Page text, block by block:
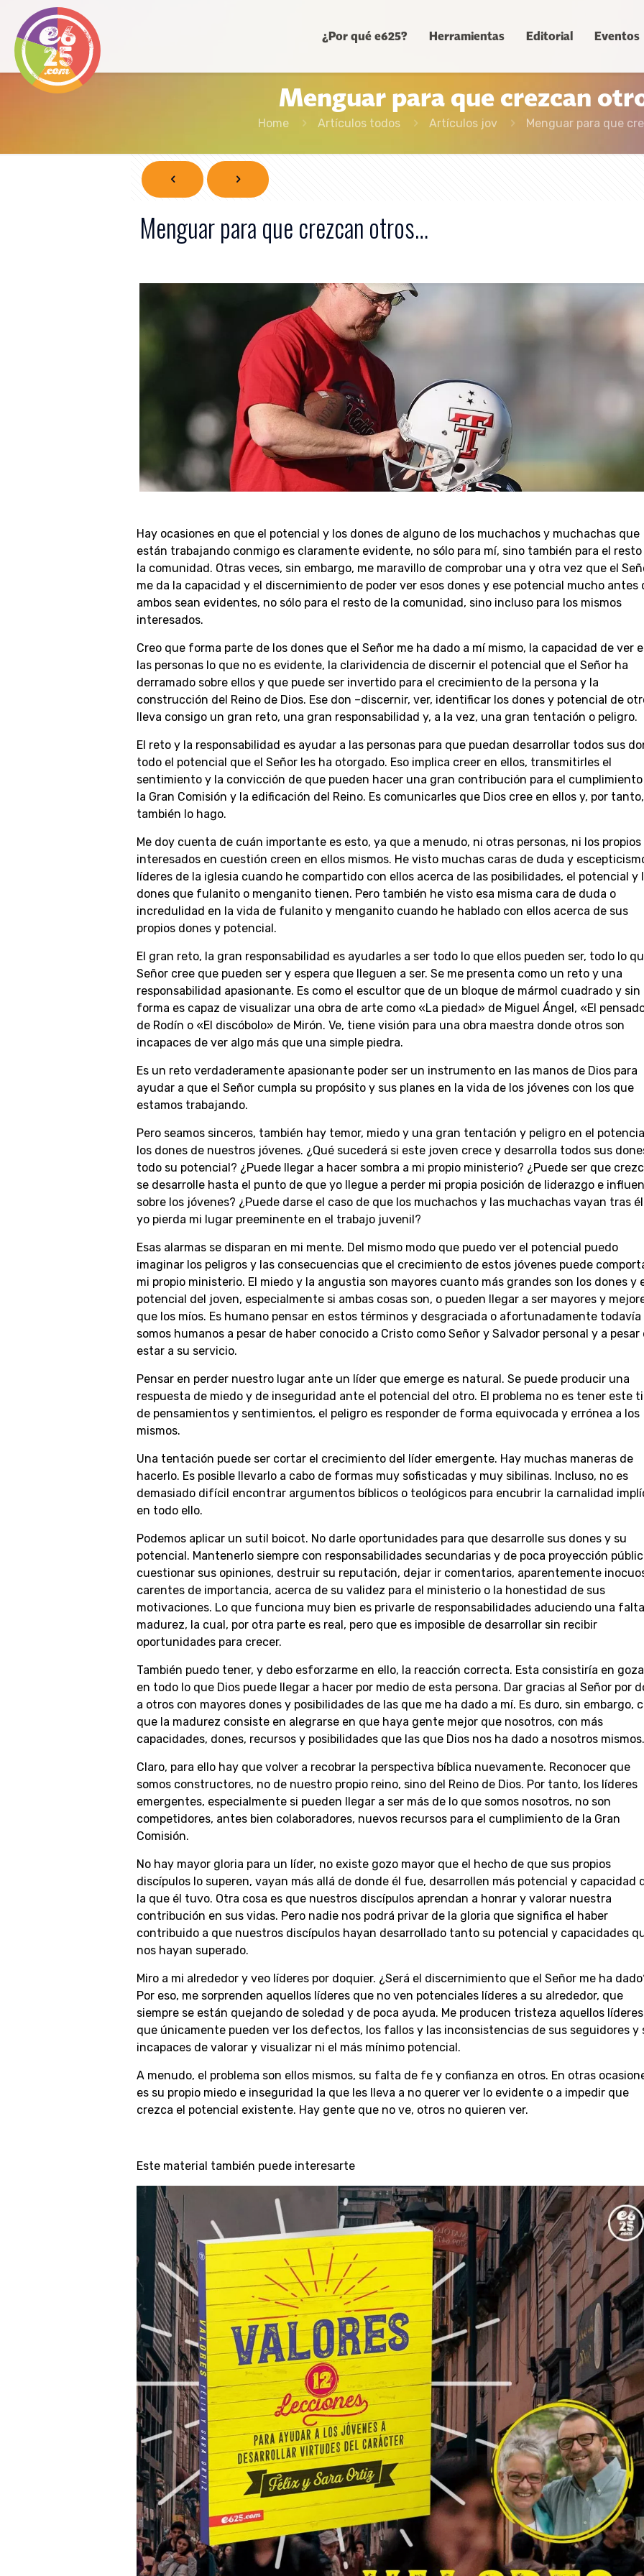
¿Por qué e625? Herramientas Editorial Eventos
Menguar para que crezcan
Home Artículos todos Artículos jov Menguar para que
Menguar para que crezcan otros…
Hay ocasiones en que el potencial y los dones de alguno de los muchachos y muchachas que
están trabajando conmigo es claramente evidente, no sólo para mí, sino también para el resto
la comunidad. Otras veces, sin embargo, me maravillo de comprobar una y otra vez que el
me da la capacidad y el discernimiento de poder ver esos dones y ese potencial mucho antes
ambos sean evidentes, no sólo para el resto de la comunidad, sino incluso para los mismos
interesados.
Creo que forma parte de los dones que el Señor me ha dado a mí mismo, la capacidad de ver
las personas lo que no es evidente, la clarividencia de discernir el potencial que el Señor ha
derramado sobre ellos y que puede ser invertido para el crecimiento de la persona y la
construcción del Reino de Dios. Ese don –discernir, ver, identificar los dones y potencial de
lleva consigo un gran reto, una gran responsabilidad y, a la vez, una gran tentación o peligro.
El reto y la responsabilidad es ayudar a las personas para que puedan desarrollar todos sus
todo el potencial que el Señor les ha otorgado. Eso implica creer en ellos, transmitirles el
sentimiento y la convicción de que pueden hacer una gran contribución para el
la Gran Comisión y la edificación del Reino. Es comunicarles que Dios cree en ellos y, por
también lo hago.
Me doy cuenta de cuán importante es esto, ya que a menudo, ni otras personas, ni los propios
interesados en cuestión creen en ellos mismos. He visto muchas caras de duda y
líderes de la iglesia cuando he compartido con ellos acerca de las posibilidades, el potencial y
dones que fulanito o menganito tienen. Pero también he visto esa misma cara de duda o
incredulidad en la vida de fulanito y menganito cuando he hablado con ellos acerca de sus
propios dones y potencial.
El gran reto, la gran responsabilidad es ayudarles a ser todo lo que ellos pueden ser, todo lo
Señor cree que pueden ser y espera que lleguen a ser. Se me presenta como un reto y una
responsabilidad apasionante. Es como el escultor que de un bloque de mármol cuadrado y sin
forma es capaz de visualizar una obra de arte como «La piedad» de Miguel Ángel, «El
de Rodín o «El discóbolo» de Mirón. Ve, tiene visión para una obra maestra donde otros son
incapaces de ver algo más que una simple piedra.
Es un reto verdaderamente apasionante poder ser un instrumento en las manos de Dios para
ayudar a que el Señor cumpla su propósito y sus planes en la vida de los jóvenes con los que
estamos trabajando.
Pero seamos sinceros, también hay temor, miedo y una gran tentación y peligro en el
los dones de nuestros jóvenes. ¿Qué sucederá si este joven crece y desarrolla todos sus
todo su potencial? ¿Puede llegar a hacer sombra a mi propio ministerio? ¿Puede ser que
se desarrolle hasta el punto de que yo llegue a perder mi propia posición de liderazgo e
sobre los jóvenes? ¿Puede darse el caso de que los muchachos y las muchachas vayan tras
yo pierda mi lugar preeminente en el trabajo juvenil?
Esas alarmas se disparan en mi mente. Del mismo modo que puedo ver el potencial puedo
imaginar los peligros y las consecuencias que el crecimiento de estos jóvenes puede
mi propio ministerio. El miedo y la angustia son mayores cuanto más grandes son los dones y
potencial del joven, especialmente si ambas cosas son, o pueden llegar a ser mayores y
que los míos. Es humano pensar en estos términos y desgraciada o afortunadamente todavía
somos humanos a pesar de haber conocido a Cristo como Señor y Salvador personal y a pesar
estar a su servicio.
Pensar en perder nuestro lugar ante un líder que emerge es natural. Se puede producir una
respuesta de miedo y de inseguridad ante el potencial del otro. El problema no es tener este
de pensamientos y sentimientos, el peligro es responder de forma equivocada y errónea a los
mismos.
Una tentación puede ser cortar el crecimiento del líder emergente. Hay muchas maneras de
hacerlo. Es posible llevarlo a cabo de formas muy sofisticadas y muy sibilinas. Incluso, no es
demasiado difícil encontrar argumentos bíblicos o teológicos para encubrir la carnalidad
en todo ello.
Podemos aplicar un sutil boicot. No darle oportunidades para que desarrolle sus dones y su
potencial. Mantenerlo siempre con responsabilidades secundarias y de poca proyección
cuestionar sus opiniones, destruir su reputación, dejar ir comentarios, aparentemente
carentes de importancia, acerca de su validez para el ministerio o la honestidad de sus
motivaciones. Lo que funciona muy bien es privarle de responsabilidades aduciendo una
madurez, la cual, por otra parte es real, pero que es imposible de desarrollar sin recibir
oportunidades para crecer.
También puedo tener, y debo esforzarme en ello, la reacción correcta. Esta consistiría en
en todo lo que Dios puede llegar a hacer por medio de esta persona. Dar gracias al Señor por
a otros con mayores dones y posibilidades de las que me ha dado a mí. Es duro, sin embargo,
que la madurez consiste en alegrarse en que haya gente mejor que nosotros, con más
capacidades, dones, recursos y posibilidades que las que Dios nos ha dado a nosotros mismos.
Claro, para ello hay que volver a recobrar la perspectiva bíblica nuevamente. Reconocer que
somos constructores, no de nuestro propio reino, sino del Reino de Dios. Por tanto, los líderes
emergentes, especialmente si pueden llegar a ser más de lo que somos nosotros, no son
competidores, antes bien colaboradores, nuevos recursos para el cumplimiento de la Gran
Comisión.
No hay mayor gloria para un líder, no existe gozo mayor que el hecho de que sus propios
discípulos lo superen, vayan más allá de donde él fue, desarrollen más potencial y capacidad
la que él tuvo. Otra cosa es que nuestros discípulos aprendan a honrar y valorar nuestra
contribución en sus vidas. Pero nadie nos podrá privar de la gloria que significa el haber
contribuido a que nuestros discípulos hayan desarrollado tanto su potencial y capacidades
nos hayan superado.
Miro a mi alrededor y veo líderes por doquier. ¿Será el discernimiento que el Señor me ha
Por eso, me sorprenden aquellos líderes que no ven potenciales líderes a su alrededor, que
siempre se están quejando de soledad y de poca ayuda. Me producen tristeza aquellos líderes
que únicamente pueden ver los defectos, los fallos y las inconsistencias de sus seguidores y
incapaces de valorar y visualizar ni el más mínimo potencial.
A menudo, el problema son ellos mismos, su falta de fe y confianza en otros. En otras
es su propio miedo e inseguridad la que les lleva a no querer ver lo evidente o a impedir que
crezca el potencial existente. Hay gente que no ve, otros no quieren ver.
Este material también puede interesarte